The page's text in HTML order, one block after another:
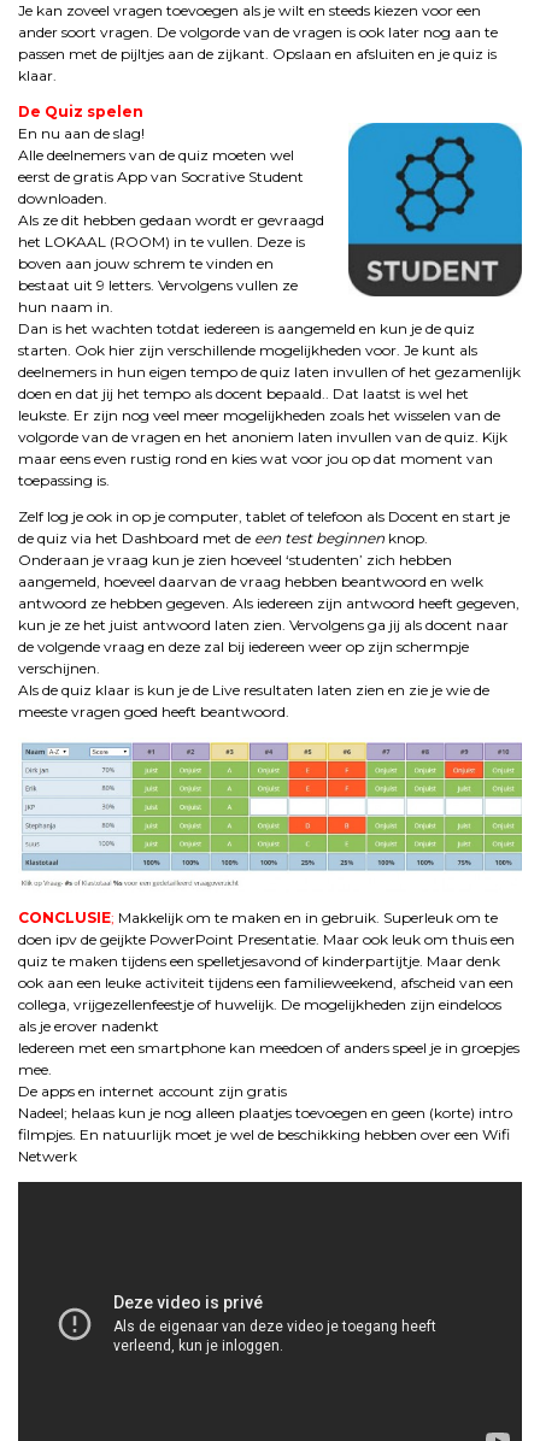
Je kan zoveel vragen toevoegen als je wilt en steeds kiezen voor een
ander soort vragen. De volgorde van de vragen is ook later nog aan te
passen met de pijltjes aan de zijkant. Opslaan en afsluiten en je quiz is
klaar.
De Quiz spelen
En nu aan de slag!
Alle deelnemers van de quiz moeten wel
eerst de gratis App van Socrative Student
downloaden.
Als ze dit hebben gedaan wordt er gevraagd
het LOKAAL (ROOM) in te vullen. Deze is
boven aan jouw schrem te vinden en
bestaat uit 9 letters. Vervolgens vullen ze
hun naam in.
Dan is het wachten totdat iedereen is aangemeld en kun je de quiz
starten. Ook hier zijn verschillende mogelijkheden voor. Je kunt als
deelnemers in hun eigen tempo de quiz laten invullen of het gezamenlijk
doen en dat jij het tempo als docent bepaald.. Dat laatst is wel het
leukste. Er zijn nog veel meer mogelijkheden zoals het wisselen van de
volgorde van de vragen en het anoniem laten invullen van de quiz. Kijk
maar eens even rustig rond en kies wat voor jou op dat moment van
toepassing is.
Zelf log je ook in op je computer, tablet of telefoon als Docent en start je
de quiz via het Dashboard met de een test beginnen knop.
Onderaan je vraag kun je zien hoeveel ‘studenten’ zich hebben
aangemeld, hoeveel daarvan de vraag hebben beantwoord en welk
antwoord ze hebben gegeven. Als iedereen zijn antwoord heeft gegeven,
kun je ze het juist antwoord laten zien. Vervolgens ga jij als docent naar
de volgende vraag en deze zal bij iedereen weer op zijn schermpje
verschijnen.
Als de quiz klaar is kun je de Live resultaten laten zien en zie je wie de
meeste vragen goed heeft beantwoord.
CONCLUSIE; Makkelijk om te maken en in gebruik. Superleuk om te
doen ipv de geijkte PowerPoint Presentatie. Maar ook leuk om thuis een
quiz te maken tijdens een spelletjesavond of kinderpartijtje. Maar denk
ook aan een leuke activiteit tijdens een familieweekend, afscheid van een
collega, vrijgezellenfeestje of huwelijk. De mogelijkheden zijn eindeloos
als je erover nadenkt
Iedereen met een smartphone kan meedoen of anders speel je in groepjes
mee.
De apps en internet account zijn gratis
Nadeel; helaas kun je nog alleen plaatjes toevoegen en geen (korte) intro
filmpjes. En natuurlijk moet je wel de beschikking hebben over een Wifi
Netwerk